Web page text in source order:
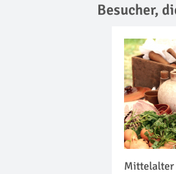
Besucher,
Mittelalter